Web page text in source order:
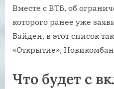
Вместе с ВТБ, об
которого ранее уже
Байден, в этот список
«Открытие»,
Что будет с